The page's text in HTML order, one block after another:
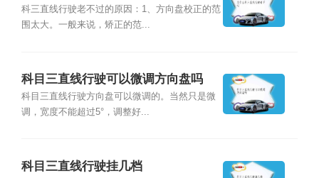
科三直线行驶老不过的原因：1、方向盘校正的范
围太大。一般来说，矫正的范...
科目三直线行驶可以微调方向盘吗
科目三直线行驶方向盘可以微调的。当然只是微
调，宽度不能超过5°，调整好...
科目三直线行驶挂几档